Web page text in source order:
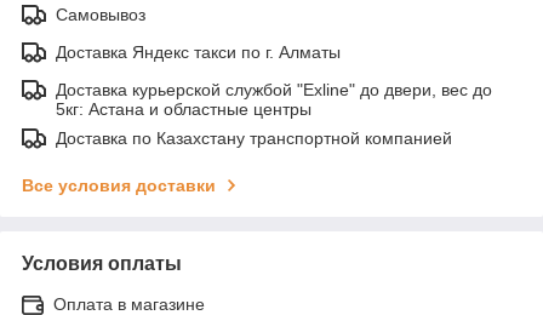
Самовывоз
Доставка Яндекс такси по г. Алматы
Доставка курьерской службой "Exline" до двери, вес до
5кг: Астана и областные центры
Доставка по Казахстану транспортной компанией
Все условия доставки
Условия оплаты
Оплата в магазине